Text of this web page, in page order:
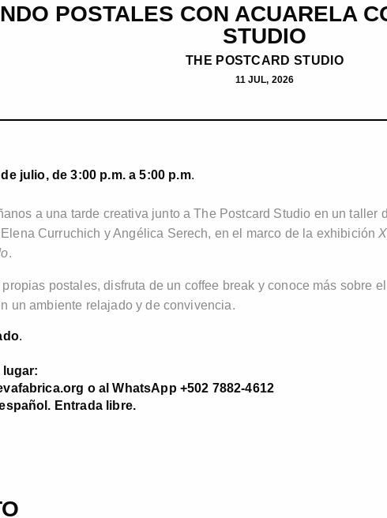
POSTALES CON ACUARELA
STUDIO
THE POSTCARD STUDIO
11 JUL, 2026
julio, de 3:00 p.m. a 5:00 p.m.
a una tarde creativa junto a The Postcard Studio en un taller
Curruchich y Angélica Serech, en el marco de la exhibición
.
postales, disfruta de un coffee break y conoce más sobre
un ambiente relajado y de convivencia.
.
lugar:
o al WhatsApp +502 7882-4612
Entrada libre.